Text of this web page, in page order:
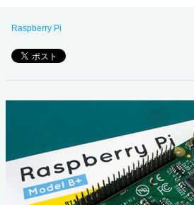
Raspberry Pi